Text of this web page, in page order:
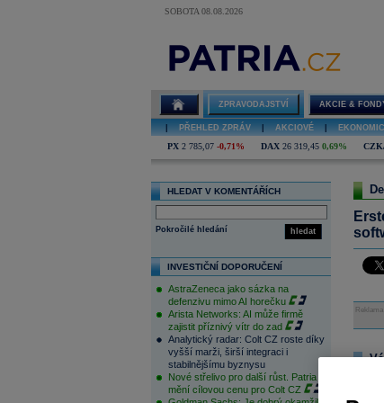
SOBOTA 08.08.2026
ZPRAVODAJSTVÍ AKCIE &
PŘEHLED ZPRÁV AKCIOVÉ
PX 2 785,07 -0,71% DAX 26 319,45 0,69%
HLEDAT V KOMENTÁŘÍCH
hledat
Pokročilé hledání
INVESTIČNÍ DOPORUČENÍ
AstraZeneca jako sázka na
defenzivu mimo AI horečku
Arista Networks: AI může firmě
zajistit příznivý vítr do zad
Analytický radar: Colt CZ roste díky
vyšší marži, širší integraci i
stabilnějšímu byznysu
Nové střelivo pro další růst. Patria
mění cílovou cenu pro Colt CZ
Reklama